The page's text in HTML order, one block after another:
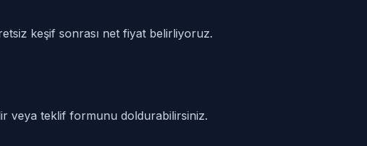
keşif sonrası net fiyat belirliyoruz.
veya teklif formunu doldurabilirsiniz.